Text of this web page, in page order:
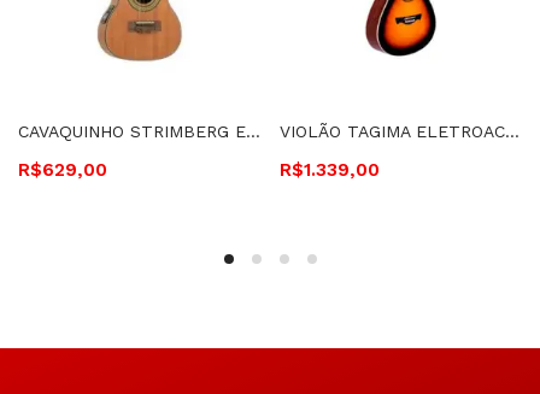
CAVAQUINHO STRIMBERG ELETROACÚSTICO – CS25E MGS
R$629,00
VIOLÃO TAGIMA ELETROACÚSTICO, CORDAS DE AÇO – MONTANA T SB
R$1.339,00